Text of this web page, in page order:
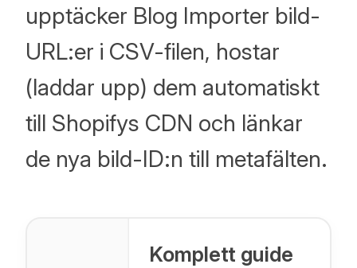
upptäcker Blog Importer bild-
URL:er i CSV-filen, hostar
(laddar upp) dem automatiskt
till Shopifys CDN och länkar
de nya bild-ID:n till metafälten.
Komplett guide